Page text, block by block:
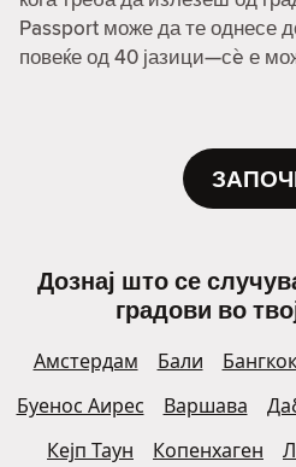
Passport може да те однесе
повеќе од 40 јазици—сè е
Дознај што се
градови во
Амстердам Бали Бангкок
Буенос Аирес
Варшава
Кејп Таун
Копенхаген